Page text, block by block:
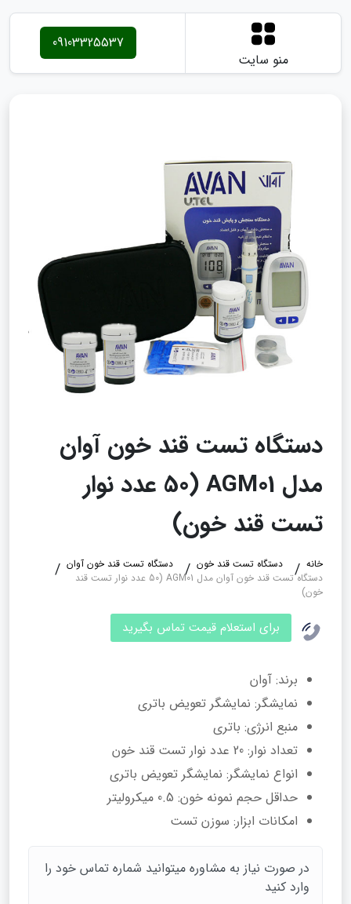
منو سایت
09103325537
دستگاه تست قند خون آوان
مدل AGM01 (50 عدد نوار
تست قند خون)
خانه دستگاه تست قند خون
دستگاه تست قند خون آوان
دستگاه تست قند خون آوان مدل AGM01 (50 عدد نوار تست قند
خون)
برای استعلام قیمت تماس بگیرید
برند: آوان
نمایشگر: نمایشگر تعویض باتری
منبع انرژی: باتری
تعداد نوار: 20 عدد نوار تست قند خون
انواع نمایشگر: نمایشگر تعویض باتری
حداقل حجم نمونه خون: 0.5 میکرولیتر
امکانات ابزار: سوزن تست
در صورت نیاز به مشاوره میتوانید شماره تماس خود را
وارد کنید